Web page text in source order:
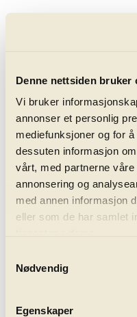
Denne nettsiden bruker
Vi bruker
annonser et personlig
mediefunksjoner og for
dessuten informasjon
vårt, med partnerne
annonsering og
med annen informasjon
eller som de har samlet
Nødvendig
Egenskaper
Bergenphilive keyboard_arrow_right Alle
Alle